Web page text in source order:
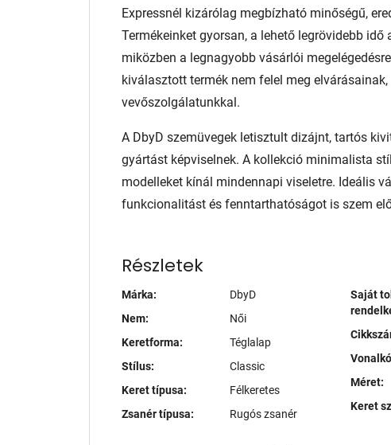
Expressnél kizárólag megbízható minőségű,
Termékeinket gyorsan, a lehető legrövidebb
miközben a legnagyobb vásárlói
kiválasztott termék nem felel meg
vevőszolgálatunkkal.
A DbyD szemüvegek letisztult dizájnt, tartós
gyártást képviselnek. A kollekció minimalista
modelleket kínál mindennapi viseletre. Ideális
funkcionalitást és fenntarthatóságot is szem
Részletek
Márka:
DbyD
Nem:
Női
Keretforma:
Téglalap
Stílus:
Classic
Keret típusa:
Félkeretes
Zsanér típusa:
Rugós zsanér
Saját
Méret:
Keret